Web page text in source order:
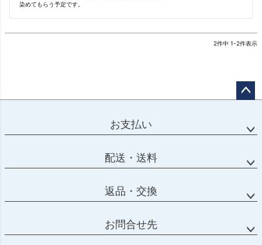
染めてもらう予定です。
2件中 1-2件表示
お支払い
配送・送料
返品・交換
お問合せ先